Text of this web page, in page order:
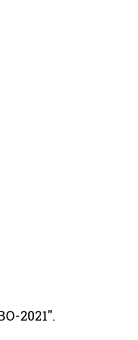
2021".